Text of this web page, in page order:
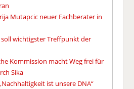
Mutapcic neuer Fachberater in
soll wichtigster Treffpunkt der
Kommission macht Weg frei für
Sika
ist unsere DNA“